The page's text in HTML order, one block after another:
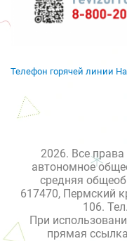
Телефон горячей линии
2026. Все
автономное
средняя
617470, Пермский
106.
При
прямая